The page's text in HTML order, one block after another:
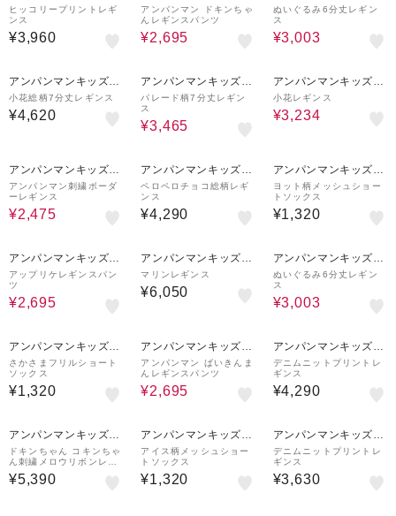
レクション
ヒッコリープリントレギ
ンス
¥3,960
レクション
アンパンマン ドキンちゃ
んレギンスパンツ
¥2,695
レクション
ぬいぐるみ6分丈レギン
ス
¥3,003
アンパンマンキッズコ
レクション
小花総柄7分丈レギンス
¥4,620
アンパンマンキッズコ
レクション
パレード柄7分丈レギン
ス
¥3,465
アンパンマンキッズコ
レクション
小花レギンス
¥3,234
アンパンマンキッズコ
レクション
アンパンマン刺繍ボーダ
ーレギンス
¥2,475
アンパンマンキッズコ
レクション
ペロペロチョコ総柄レギ
ンス
¥4,290
アンパンマンキッズコ
レクション
ヨット柄メッシュショー
トソックス
¥1,320
アンパンマンキッズコ
レクション
アップリケレギンスパン
ツ
¥2,695
アンパンマンキッズコ
レクション
マリンレギンス
¥6,050
アンパンマンキッズコ
レクション
ぬいぐるみ6分丈レギン
ス
¥3,003
アンパンマンキッズコ
レクション
さかさまフリルショート
ソックス
¥1,320
アンパンマンキッズコ
レクション
アンパンマン ばいきんま
んレギンスパンツ
¥2,695
アンパンマンキッズコ
レクション
デニムニットプリントレ
ギンス
¥4,290
アンパンマンキッズコ
レクション
ドキンちゃん コキンちゃ
ん刺繍メロウリボンレギ
ンス
¥5,390
アンパンマンキッズコ
レクション
アイス柄メッシュショー
トソックス
¥1,320
アンパンマンキッズコ
レクション
デニムニットプリントレ
ギンス
¥3,630